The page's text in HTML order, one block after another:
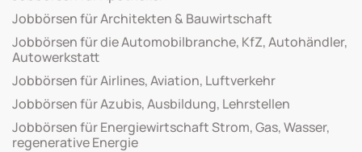
Jobbörsen für Architekten & Bauwirtschaft
Jobbörsen für die Automobilbranche, KfZ, Autohändler,
Autowerkstatt
Jobbörsen für Airlines, Aviation, Luftverkehr
Jobbörsen für Azubis, Ausbildung, Lehrstellen
Jobbörsen für Energiewirtschaft Strom, Gas, Wasser,
regenerative Energie